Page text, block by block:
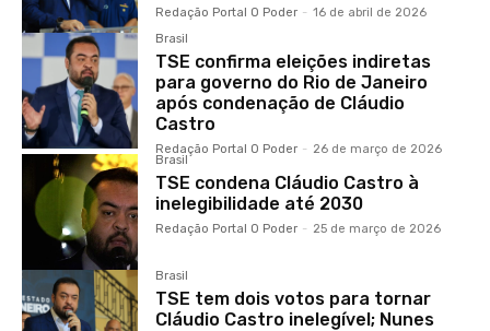
Redação Portal O Poder - 16 de abril de 2026
Brasil
TSE confirma eleições indiretas
para governo do Rio de Janeiro
após condenação de Cláudio
Castro
Redação Portal O Poder - 26 de março de 2026
Brasil
TSE condena Cláudio Castro à
inelegibilidade até 2030
Redação Portal O Poder - 25 de março de 2026
Brasil
TSE tem dois votos para tornar
Cláudio Castro inelegível; Nunes